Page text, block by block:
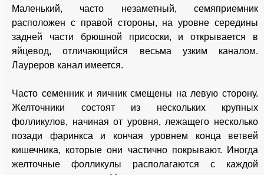
Маленький, часто незаметный, семяприемник
расположен с правой стороны, на уровне середины
задней части брюшной присоски, и открывается в
яйцевод, отличающийся весьма узким каналом.
Лауреров канал имеется.
Часто семенник и яичник смещены на левую сторону.
Желточники состоят из нескольких крупных
фолликулов, начиная от уровня, лежащего несколько
позади фаринкса и кончая уровнем конца ветвей
кишечника, которые они частично покрывают. Иногда
желточные фолликулы располагаются с каждой